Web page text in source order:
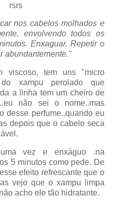
rsrs
nos cabelos molhados e
envolvendo todos os
Enxaguar. Repetir o
abundantemente."
viscoso, tem uns "micro
xampu perolado que
a linha tem um cheiro de
não sei o nome..mas
desse perfume..quando eu
depois que o cabelo seca
vez e enxáguo .na
5 minutos como pede. De
efeito refrescante que o
vejo que o xampu limpa
acho ele tão hidratante.